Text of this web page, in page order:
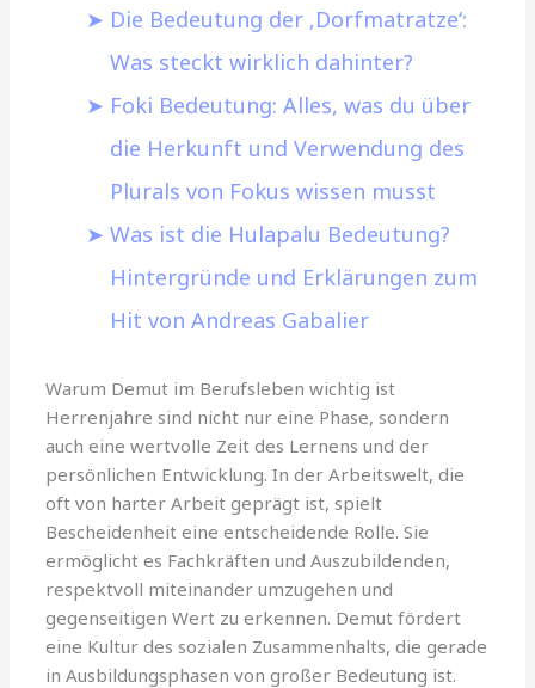
Die Bedeutung der ‚Dorfmatratze‘:
Was steckt wirklich dahinter?
Foki Bedeutung: Alles, was du über
die Herkunft und Verwendung des
Plurals von Fokus wissen musst
Was ist die Hulapalu Bedeutung?
Hintergründe und Erklärungen zum
Hit von Andreas Gabalier
Warum Demut im Berufsleben wichtig ist
Herrenjahre sind nicht nur eine Phase, sondern
auch eine wertvolle Zeit des Lernens und der
persönlichen Entwicklung. In der Arbeitswelt, die
oft von harter Arbeit geprägt ist, spielt
Bescheidenheit eine entscheidende Rolle. Sie
ermöglicht es Fachkräften und Auszubildenden,
respektvoll miteinander umzugehen und
gegenseitigen Wert zu erkennen. Demut fördert
eine Kultur des sozialen Zusammenhalts, die gerade
in Ausbildungsphasen von großer Bedeutung ist.